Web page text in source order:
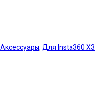
Аксессуары, Для Insta360 X3